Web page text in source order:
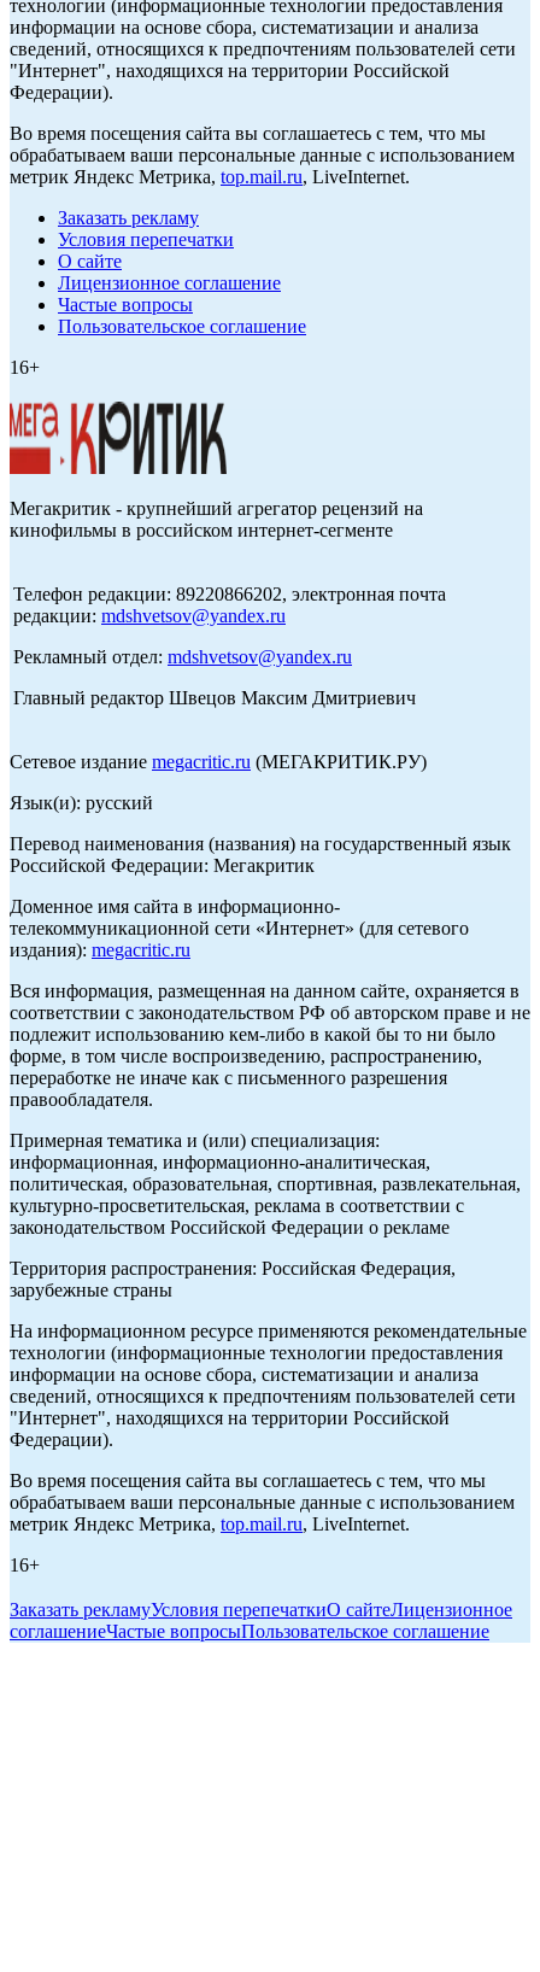
технологии (информационные технологии предоставления
информации на основе сбора, систематизации и анализа
сведений, относящихся к предпочтениям пользователей сети
"Интернет", находящихся на территории Российской
Федерации).
Во время посещения сайта вы соглашаетесь с тем, что мы
обрабатываем ваши персональные данные с использованием
метрик Яндекс Метрика, top.mail.ru, LiveInternet.
Заказать рекламу
Условия перепечатки
О сайте
Лицензионное соглашение
Частые вопросы
Пользовательское соглашение
16+
Мегакритик - крупнейший агрегатор рецензий на
кинофильмы в российском интернет-сегменте
Телефон редакции: 89220866202, электронная почта
редакции: mdshvetsov@yandex.ru
Рекламный отдел: mdshvetsov@yandex.ru
Главный редактор Швецов Максим Дмитриевич
Сетевое издание megacritic.ru (МЕГАКРИТИК.РУ)
Язык(и): русский
Перевод наименования (названия) на государственный язык
Российской Федерации: Мегакритик
Доменное имя сайта в информационно-
телекоммуникационной сети «Интернет» (для сетевого
издания): megacritic.ru
Вся информация, размещенная на данном сайте, охраняется в
соответствии с законодательством РФ об авторском праве и не
подлежит использованию кем-либо в какой бы то ни было
форме, в том числе воспроизведению, распространению,
переработке не иначе как с письменного разрешения
правообладателя.
Примерная тематика и (или) специализация:
информационная, информационно-аналитическая,
политическая, образовательная, спортивная, развлекательная,
культурно-просветительская, реклама в соответствии с
законодательством Российской Федерации о рекламе
Территория распространения: Российская Федерация,
зарубежные страны
На информационном ресурсе применяются рекомендательные
технологии (информационные технологии предоставления
информации на основе сбора, систематизации и анализа
сведений, относящихся к предпочтениям пользователей сети
"Интернет", находящихся на территории Российской
Федерации).
Во время посещения сайта вы соглашаетесь с тем, что мы
обрабатываем ваши персональные данные с использованием
метрик Яндекс Метрика, top.mail.ru, LiveInternet.
16+
Заказать рекламуУсловия перепечаткиО сайтеЛицензионное
соглашениеЧастые вопросыПользовательское соглашение